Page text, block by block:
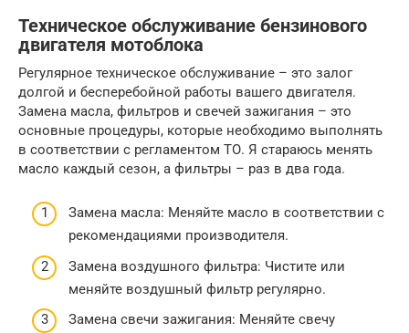
Техническое обслуживание бензинового
двигателя мотоблока
Регулярное техническое обслуживание – это залог
долгой и бесперебойной работы вашего двигателя.
Замена масла, фильтров и свечей зажигания – это
основные процедуры, которые необходимо выполнять
в соответствии с регламентом ТО. Я стараюсь менять
масло каждый сезон, а фильтры – раз в два года.
Замена масла: Меняйте масло в соответствии с
рекомендациями производителя.
Замена воздушного фильтра: Чистите или
меняйте воздушный фильтр регулярно.
Замена свечи зажигания: Меняйте свечу